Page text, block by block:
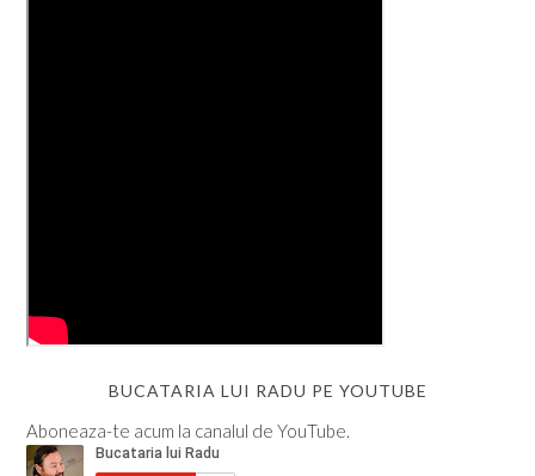
BUCATARIA LUI RADU PE YOUTUBE
Aboneaza-te acum la canalul de YouTube.